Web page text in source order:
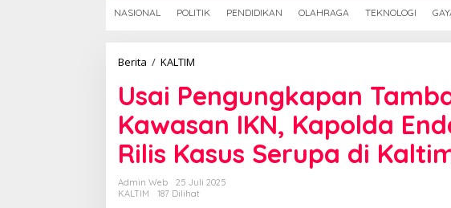
M
NASIONAL POLITIK PENDIDIKAN OLAHRAGA TEKNOLOGI
Berita / KALTIM
Tambang
Ilegal
di
Kawasan
IKN,
Kapolda
Endar
Priantoro
Usai Pengungkapan
Kawasan IKN, Kapolda
Rilis Kasus Serupa di
Admin Web
25 Juli 2025
KALTIM
187 Dilihat